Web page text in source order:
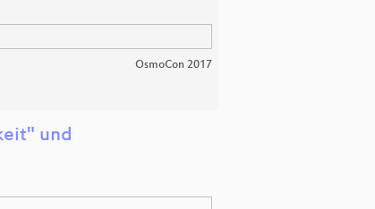
OsmoCon 2017
und